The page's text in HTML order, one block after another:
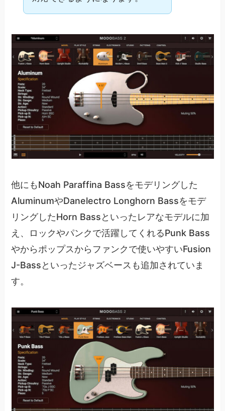
他にもNoah Paraffina Bassをモデリングした
AluminumやDanelectro Longhorn Bassをモデ
リングしたHorn Bassといったレアなモデルに加
え、ロックやパンクで活躍してくれるPunk Bass
やからポップスからファンクで使いやすいFusion
J-Bassといったジャズベースも追加されていま
す。